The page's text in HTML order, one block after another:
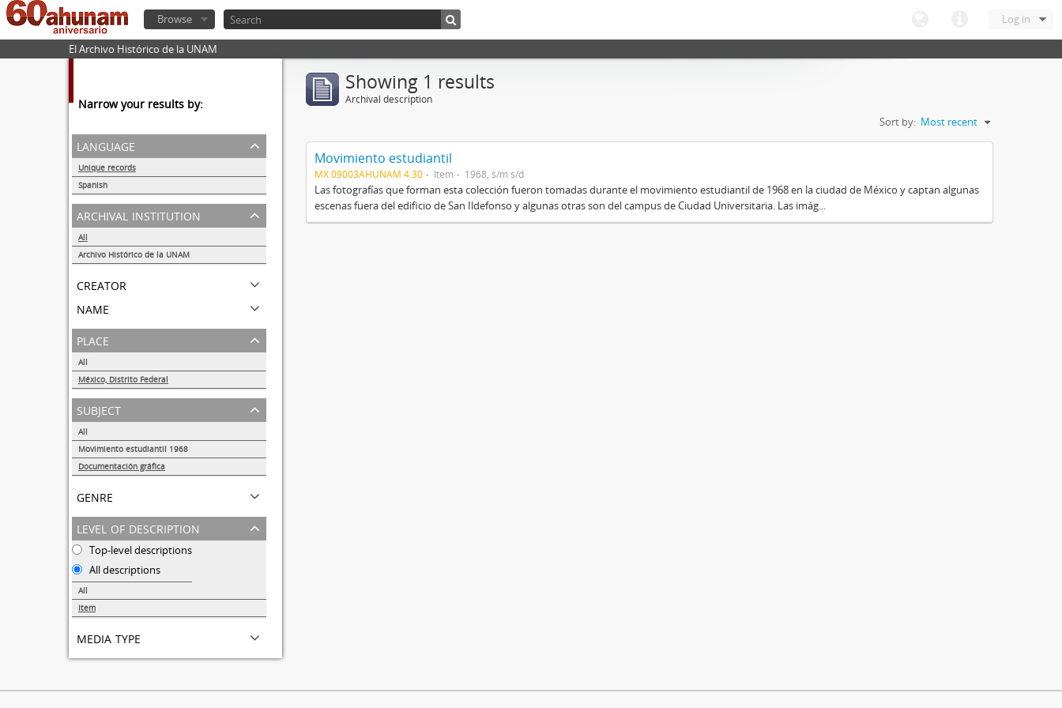
Log in
Browse
El Archivo Histórico de la UNAM
Narrow your results by:
language
Unique records
Spanish
1
archival institution
All
Archivo Histórico de la UNAM
creator
name
place
All
México, Distrito Federal
1
subject
All
Movimiento estudiantil 1968
Documentación gráfica
genre
level of description
Top-level descriptions
All descriptions
All
Item
media type
Showing 1 results
Archival description
Sort by: Most recent
Movimiento estudiantil
MX 09003AHUNAM 4.30 Item 1968, s/m s/d
Las fotografías que forman esta colección fueron tomadas durante el movimiento estudiantil de 1968 en la ciudad de México y captan algunas
escenas fuera del edificio de San Ildefonso y algunas otras son del campus de Ciudad Universitaria. Las imág...